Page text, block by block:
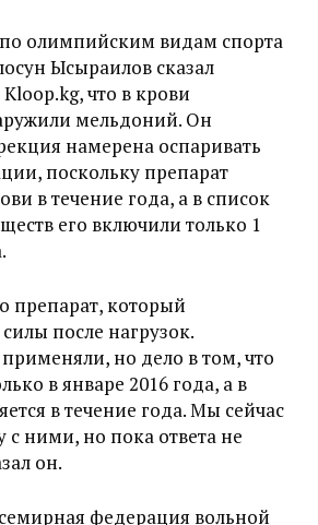
олимпийским видам спорта
Ысыраилов сказал
что в крови
мельдоний. Он
намерена оспаривать
поскольку препарат
в течение года, а в список
его включили только 1
препарат, который
после нагрузок.
но дело в том, что
в январе 2016 года, а в
в течение года. Мы сейчас
с ними, но пока ответа не
он.
федерация вольной